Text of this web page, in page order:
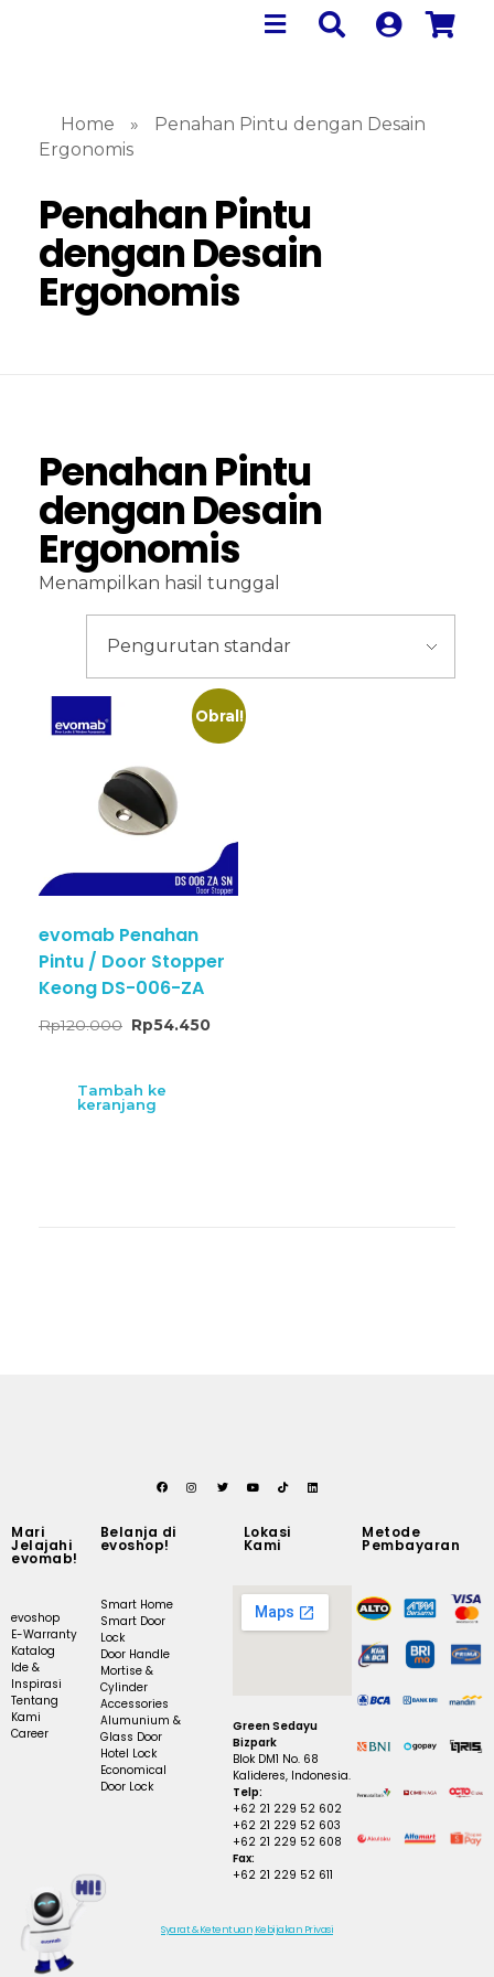
Home »
Penahan Pintu dengan Desain
Ergonomis
Penahan Pintu
dengan Desain
Ergonomis
Penahan Pintu
dengan Desain
Ergonomis
Menampilkan hasil tunggal
Obral!
evomab Penahan
Pintu / Door Stopper
Keong DS-006-ZA
Rp120.000 Rp54.450
Tambah ke
keranjang
Mari
Jelajahi
evomab!
evoshop
E-Warranty
Katalog
Ide &
Inspirasi
Tentang
Kami
Career
Belanja di
evoshop!
Smart Home
Smart Door
Lock
Door Handle
Mortise &
Cylinder
Accessories
Alumunium &
Glass Door
Hotel Lock
Economical
Door Lock
Lokasi
Kami
Green Sedayu
Bizpark
Blok DM1 No. 68
Kalideres, Indonesia.
Telp:
+62 21 229 52 602
+62 21 229 52 603
+62 21 229 52 608
Fax:
+62 21 229 52 611
Metode
Pembayaran
Syarat & Ketentuan Kebijakan Privasi